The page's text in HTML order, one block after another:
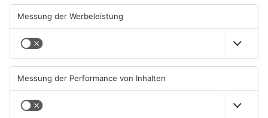
Schwimmbäder im
Primaveraland weisen teils
erhebliche Mängel auf
06.08.2026, 06:37 UHR IN
PRIMAVERALAND
Waldbrandgefahr im
weiterhin sehr hoch